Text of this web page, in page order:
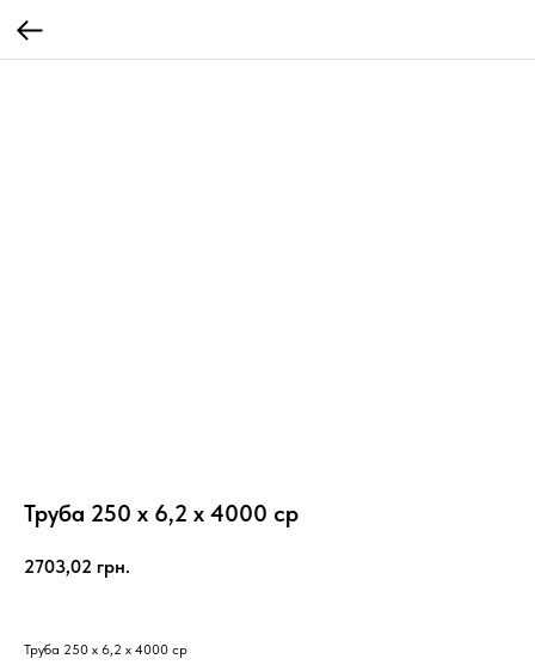
Труба 250 х 6,2 х 4000 ср
2703,02 грн.
Труба 250 х 6,2 х 4000 ср